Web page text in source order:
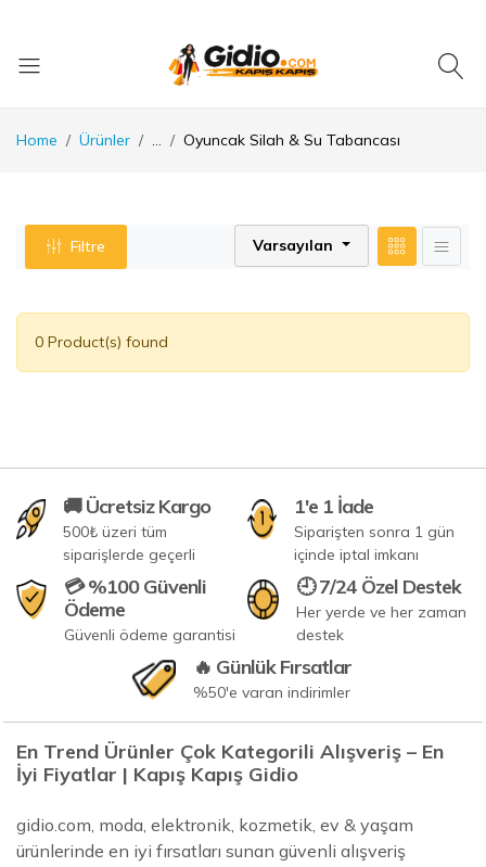
Home Ürünler ... Oyuncak Silah & Su Tabancası
Filtre Varsayılan
0 Product(s) found
🚚 Ücretsiz Kargo
500₺ üzeri tüm
siparişlerde geçerli
1'e 1 İade
Siparişten sonra 1 gün
içinde iptal imkanı
💳 %100 Güvenli
Ödeme
Güvenli ödeme garantisi
🕘 7/24 Özel Destek
Her yerde ve her zaman
destek
🔥 Günlük Fırsatlar
%50'e varan indirimler
En Trend Ürünler Çok Kategorili Alışveriş – En
İyi Fiyatlar | Kapış Kapış Gidio
gidio.com, moda, elektronik, kozmetik, ev & yaşam
ürünlerinde en iyi fırsatları sunan güvenli alışveriş